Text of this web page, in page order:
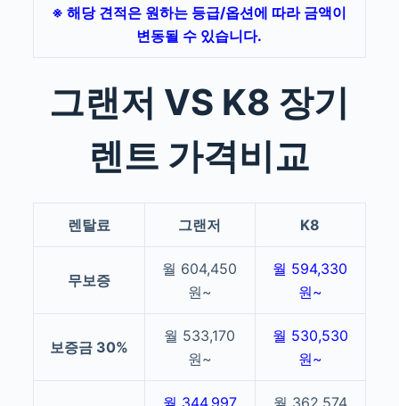
※ 해당 견적은 원하는 등급/옵션에 따라 금액이
변동될 수 있습니다.
그랜저 VS K8 장기
렌트 가격비교
렌탈료 그랜저 K8
무보증
월 604,450
원~
월 594,330
원~
보증금 30%
월 533,170
원~
월 530,530
원~